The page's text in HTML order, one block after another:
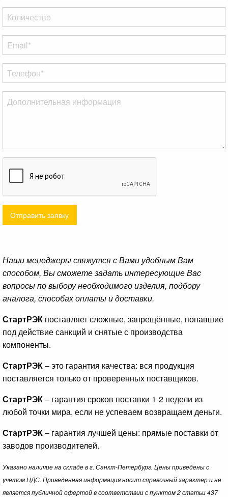
Отправить заявку
Наши менеджеры свяжутся с Вами удобным Вам
способом, Вы сможете задать интересующие Вас
вопросы по выбору необходимого изделия, подбору
аналога, способах оплаты и доставки.
СтартРЭК поставляет сложные, запрещённые, попавшие
под действие санкций и снятые с производства
компоненты.
СтартРЭК– это гарантия качества: вся продукция
поставляется только от проверенных поставщиков.
СтартРЭК– гарантия сроков поставки 1-2 недели из
любой точки мира, если не успеваем возвращаем деньги.
СтартРЭК– гарантия лучшей цены: прямые поставки от
заводов производителей.
Указано наличие на складе в г. Санкт-Петербург. Цены приведены с
учетом НДС. Приведенная информация носит справочный характер и не
является публичной офертой в соответствии с пунктом 2 статьи 437